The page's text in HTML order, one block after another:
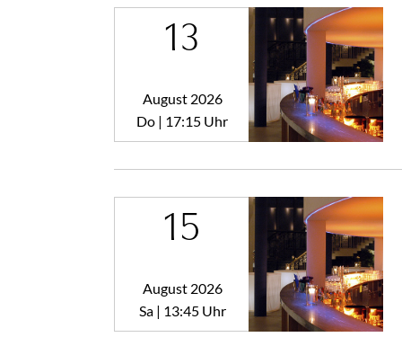
13
August 2026
Do | 17:15 Uhr
15
August 2026
Sa | 13:45 Uhr